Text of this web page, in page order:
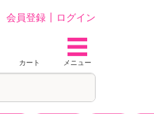
会員登録 ログイン
カート メニュー